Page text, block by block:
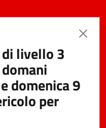
livello 3
domenica 9
per